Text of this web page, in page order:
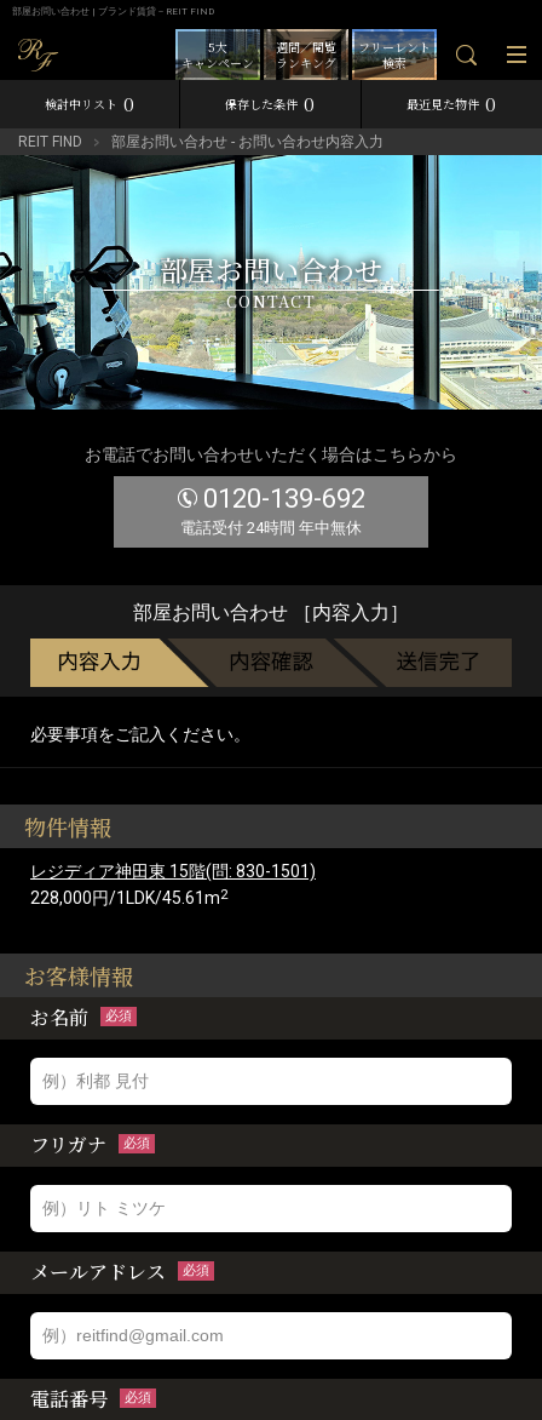
部屋お問い合わせ | ブランド賃貸－REIT FIND
フリーレント
検索
週間／閲覧
ランキング
5大
キャンペーン
検討中リスト 0 保存した条件 0 最近見た物件 0
REIT FIND 部屋お問い合わせ - お問い合わせ内容入力
部屋お問い合わせ
CONTACT
お電話でお問い合わせいただく場合はこちらから
0120-139-692
電話受付 24時間 年中無休
部屋お問い合わせ ［内容入力］
必要事項をご記入ください。
物件情報
レジディア神田東 15階(問: 830-1501)
228,000円/1LDK/45.61m2
お客様情報
お名前 必須
フリガナ 必須
メールアドレス 必須
電話番号 必須